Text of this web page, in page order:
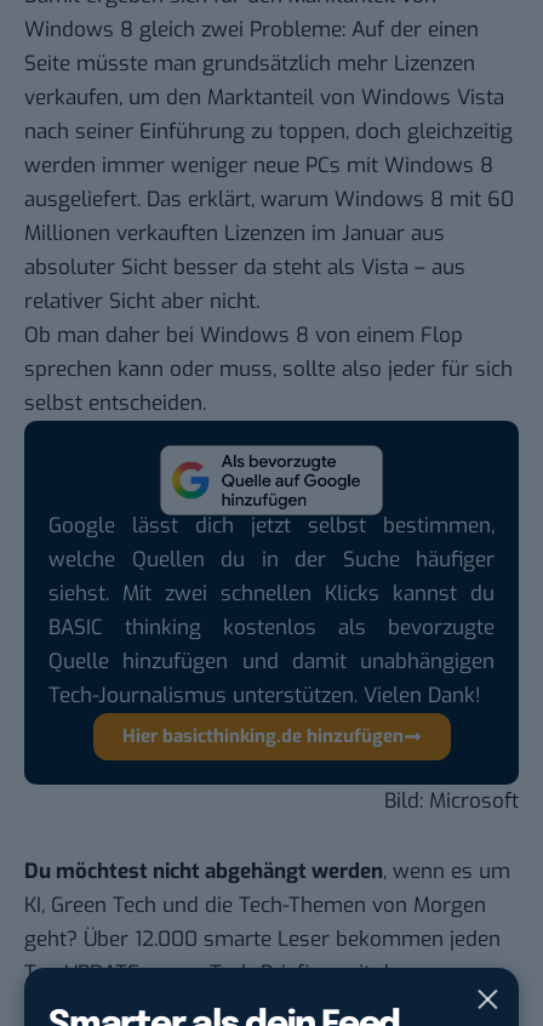
Windows 8 gleich zwei Probleme: Auf der einen
Seite müsste man grundsätzlich mehr Lizenzen
verkaufen, um den Marktanteil von Windows Vista
nach seiner Einführung zu toppen, doch gleichzeitig
werden immer weniger neue PCs mit Windows 8
ausgeliefert. Das erklärt, warum Windows 8 mit 60
Millionen verkauften Lizenzen im Januar aus
absoluter Sicht besser da steht als Vista – aus
relativer Sicht aber nicht.
Ob man daher bei Windows 8 von einem Flop
sprechen kann oder muss, sollte also jeder für sich
selbst entscheiden.
Google lässt dich jetzt selbst bestimmen,
welche Quellen du in der Suche häufiger
siehst. Mit zwei schnellen Klicks kannst du
BASIC thinking kostenlos als bevorzugte
Quelle hinzufügen und damit unabhängigen
Tech-Journalismus unterstützen. Vielen Dank!
Hier basicthinking.de hinzufügen
Bild: Microsoft
Du möchtest nicht abgehängt werden, wenn es um
KI, Green Tech und die Tech-Themen von Morgen
geht? Über 12.000 smarte Leser bekommen jeden
Tag UPDATE, unser Tech-Briefing mit den
wichtigsten News des Tages – und sichern sich